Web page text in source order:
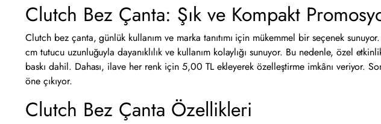
Clutch Bez Çanta: Şık ve Kompakt
Clutch bez çanta, günlük kullanım ve marka tanıtımı için mükemmel bir seçenek
cm tutucu uzunluğuyla dayanıklılık ve kullanım kolaylığı sunuyor. Bu nedenle, özel
baskı dahil. Dahası, ilave her renk için 5,00 TL ekleyerek özelleştirme imkânı veriyor.
öne çıkıyor.
Clutch Bez Çanta Özellikleri